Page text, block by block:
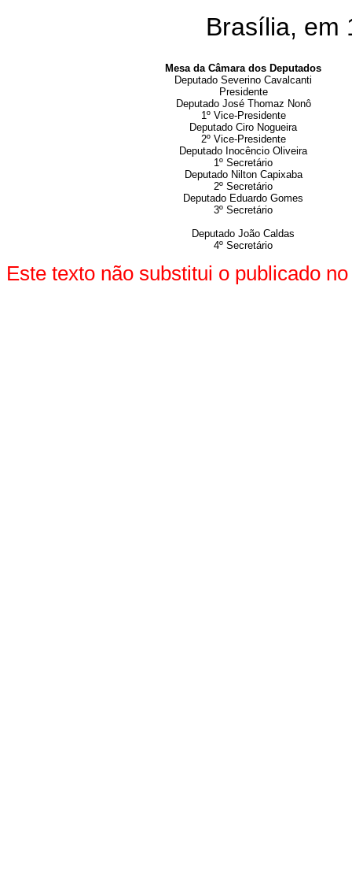
Brasília, em
Mesa da Câmara dos Deputados
Deputado Severino Cavalcanti
Presidente
Deputado José Thomaz Nonô
1º Vice-Presidente
Deputado Ciro Nogueira
2º Vice-Presidente
Deputado Inocêncio Oliveira
1º Secretário
Deputado Nilton Capixaba
2º Secretário
Deputado Eduardo Gomes
3º Secretário
Deputado João Caldas
4º Secretário
Este texto não substitui o publicado